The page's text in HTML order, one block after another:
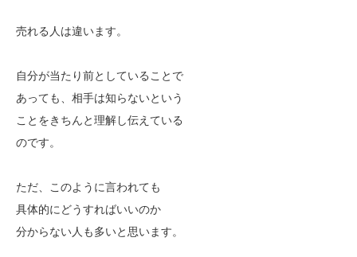
売れる人は違います。
自分が当たり前としていることで
あっても、相手は知らないという
ことをきちんと理解し伝えている
のです。
ただ、このように言われても
具体的にどうすればいいのか
分からない人も多いと思います。